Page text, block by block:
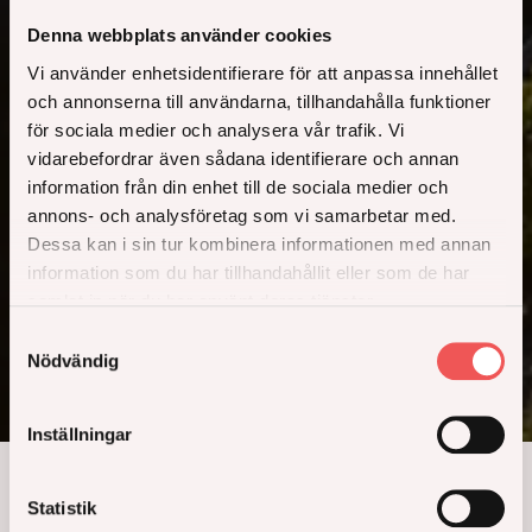
Denna webbplats använder cookies
Vi använder enhetsidentifierare för att anpassa innehållet
och annonserna till användarna, tillhandahålla funktioner
för sociala medier och analysera vår trafik. Vi
vidarebefordrar även sådana identifierare och annan
information från din enhet till de sociala medier och
annons- och analysföretag som vi samarbetar med.
Dessa kan i sin tur kombinera informationen med annan
information som du har tillhandahållit eller som de har
Nödvändig
Inställningar
Statistik
Panorama
Panorama består av tre ståtliga hus, Väst, Nord och Öst
och erbjuder totalt 199 Svanenmärkta bostäder